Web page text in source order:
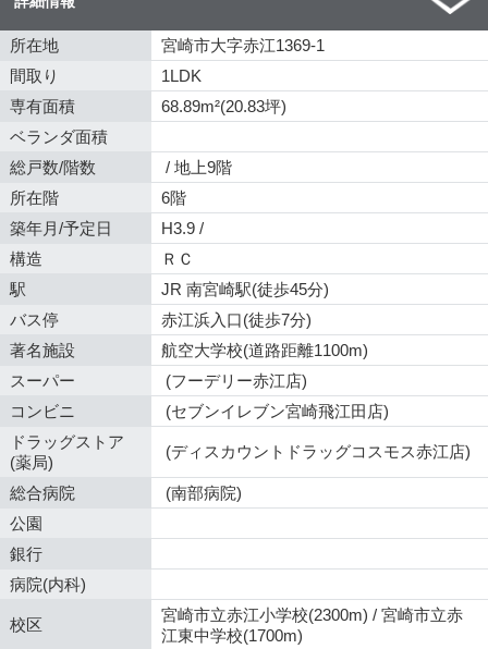
所在地
宮崎市大字赤江1369-1
間取り
1LDK
専有面積
68.89m²(20.83坪)
ベランダ面積
総戸数/階数
/ 地上9階
所在階
6階
築年月/予定日
H3.9 /
構造
ＲＣ
駅
JR 南宮崎駅(徒歩45分)
バス停
赤江浜入口(徒歩7分)
著名施設
航空大学校(道路距離1100m)
スーパー
(フーデリー赤江店)
コンビニ
(セブンイレブン宮崎飛江田店)
ドラッグストア
(薬局)
(ディスカウントドラッグコスモス赤江店)
総合病院
(南部病院)
公園
銀行
病院(内科)
校区
宮崎市立赤江小学校(2300m) / 宮崎市立赤
江東中学校(1700m)